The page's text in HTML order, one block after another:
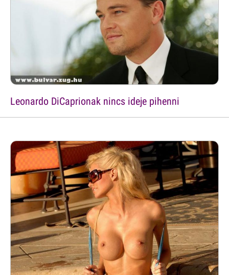
Leonardo DiCaprionak nincs ideje pihenni